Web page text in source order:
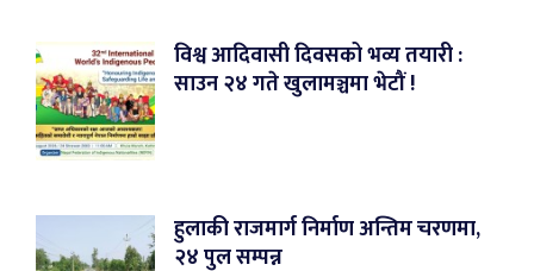
विश्व आदिवासी दिवसको भव्य तयारी :
साउन २४ गते खुलामञ्चमा भेटौं !
हुलाकी राजमार्ग निर्माण अन्तिम चरणमा,
२४ पुल सम्पन्न